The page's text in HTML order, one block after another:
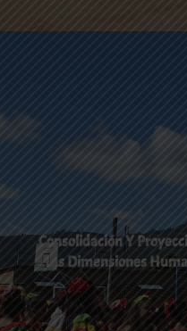
Consolidación Y
Las Dimensiones